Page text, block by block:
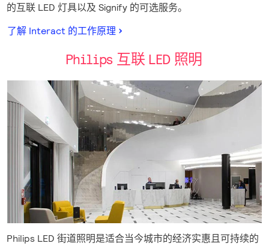
的互联 LED 灯具以及 Signify 的可选服务。
了解 Interact 的工作原理
Philips 互联 LED 照明
Philips LED 街道照明是适合当今城市的经济实惠且可持续的